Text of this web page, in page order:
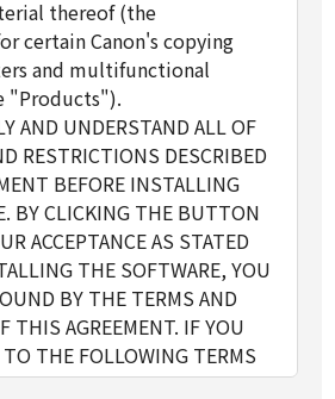
thereof (the
certain Canon's copying
and multifunctional
"Products").
AND UNDERSTAND ALL OF
RESTRICTIONS DESCRIBED
BEFORE INSTALLING
BY CLICKING THE BUTTON
ACCEPTANCE AS STATED
THE SOFTWARE, YOU
BY THE TERMS AND
THIS AGREEMENT. IF YOU
THE FOLLOWING TERMS
OF THIS AGREEMENT, DO